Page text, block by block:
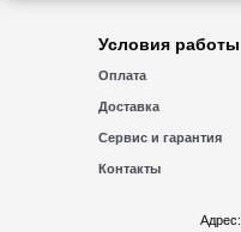
Условия работы
Оплата
Доставка
Сервис и гарантия
Контакты
Адрес: